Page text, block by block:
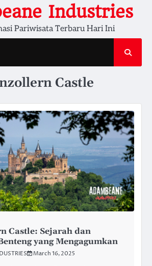
Industries
Pariwisata Terbaru Hari Ini
Castle
Castle: Sejarah dan
yang Mengagumkan
March 16, 2025